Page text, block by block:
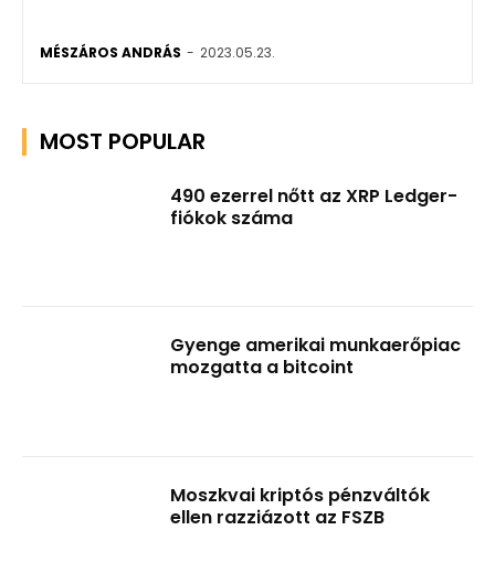
MÉSZÁROS ANDRÁS - 2023.05.23.
MOST POPULAR
490 ezerrel nőtt az XRP Ledger-
fiókok száma
Gyenge amerikai munkaerőpiac
mozgatta a bitcoint
Moszkvai kriptós pénzváltók
ellen razziázott az FSZB